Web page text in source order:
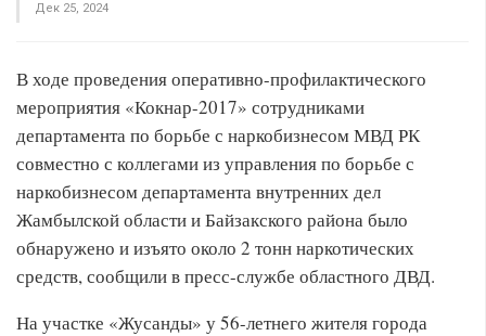
Дек 25, 2024
В ходе проведения оперативно-профилактического
мероприятия «Кокнар-2017» сотрудниками
департамента по борьбе с наркобизнесом МВД РК
совместно с коллегами из управления по борьбе с
наркобизнесом департамента внутренних дел
Жамбылской области и Байзакского района было
обнаружено и изъято около 2 тонн наркотических
средств, сообщили в пресс-службе областного ДВД.
На участке «Жусанды» у 56-летнего жителя города